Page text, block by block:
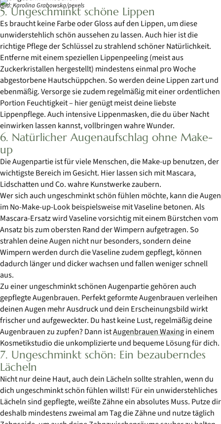
Bild: Karolina Grabowska/pexels
5. Ungeschminkt schöne Lippen
Es braucht keine Farbe oder Gloss auf den Lippen, um diese
unwiderstehlich schön aussehen zu lassen. Auch hier ist die
richtige Pflege der Schlüssel zu strahlend schöner Natürlichkeit.
Entferne mit einem speziellen Lippenpeeling (meist aus
Zuckerkristallen hergestellt) mindestens einmal pro Woche
abgestorbene Hautschüppchen. So werden deine Lippen zart und
ebenmäßig. Versorge sie zudem regelmäßig mit einer ordentlichen
Portion Feuchtigkeit – hier genügt meist deine liebste
Lippenpflege. Auch intensive Lippenmasken, die du über Nacht
einwirken lassen kannst, vollbringen wahre Wunder.
6. Natürlicher Augenaufschlag ohne Make-
up
Die Augenpartie ist für viele Menschen, die Make-up benutzen, der
wichtigste Bereich im Gesicht. Hier lassen sich mit Mascara,
Lidschatten und Co. wahre Kunstwerke zaubern.
Wer sich auch ungeschminkt schön fühlen möchte, kann die Augen
im No-Make-up-Look beispielsweise mit Vaseline betonen. Als
Mascara-Ersatz wird Vaseline vorsichtig mit einem Bürstchen vom
Ansatz bis zum obersten Rand der Wimpern aufgetragen. So
strahlen deine Augen nicht nur besonders, sondern deine
Wimpern werden durch die Vaseline zudem gepflegt, können
dadurch länger und dicker wachsen und fallen weniger schnell
aus.
Zu einer ungeschminkt schönen Augenpartie gehören auch
gepflegte Augenbrauen. Perfekt geformte Augenbrauen verleihen
deinen Augen mehr Ausdruck und dein Erscheinungsbild wirkt
frischer und aufgeweckter. Du hast keine Lust, regelmäßig deine
Augenbrauen zu zupfen? Dann istAugenbrauen Waxingin einem
Kosmetikstudio die unkomplizierte und bequeme Lösung für dich.
7. Ungeschminkt schön: Ein bezauberndes
Lächeln
Nicht nur deine Haut, auch dein Lächeln sollte strahlen, wenn du
dich ungeschminkt schön fühlen willst! Für ein unwiderstehliches
Lächeln sind gepflegte, weißte Zähne ein absolutes Muss. Putze dir
deshalb mindestens zweimal am Tag die Zähne und nutze täglich